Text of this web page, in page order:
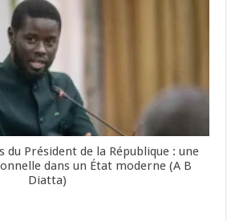
du Président de la République : une
dans un État moderne (A B
Diatta)